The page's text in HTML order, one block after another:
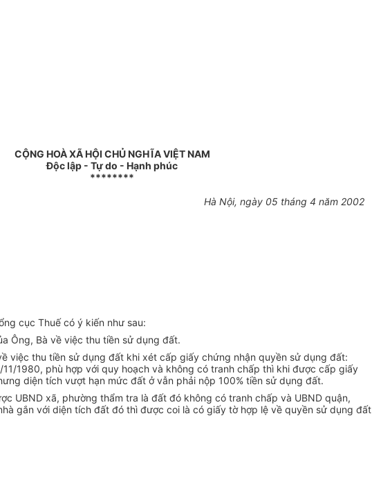
CỘNG HOÀ XÃ HỘI CHỦ NGHĨA VIỆT NAM
Độc lập - Tự do - Hạnh phúc
********
Hà Nội, ngày 05 tháng 4 năm 2002
cục Thuế có ý kiến như sau:
Ông, Bà về việc thu tiền sử dụng đất.
việc thu tiền sử dụng đất khi xét cấp giấy chứng nhận quyền sử dụng đất:
1980, phù hợp với quy hoạch và không có tranh chấp thì khi được cấp giấy
diện tích vượt hạn mức đất ở vẫn phải nộp 100% tiền sử dụng đất.
UBND xã, phường thẩm tra là đất đó không có tranh chấp và UBND quận,
gắn với diện tích đất đó thì được coi là có giấy tờ hợp lệ về quyền sử dụng đất